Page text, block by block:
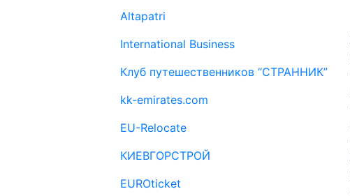
Altapatri
International Business
Клуб путешественников “СТРАННИК”
kk-emirates.com
EU-Relocate
КИЕВГОРСТРОЙ
EUROticket